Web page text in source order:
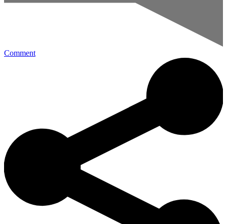
Comment